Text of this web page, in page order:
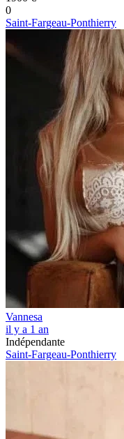
0
Saint-Fargeau-Ponthierry
Vannesa
il y a 1 an
Indépendante
Saint-Fargeau-Ponthierry